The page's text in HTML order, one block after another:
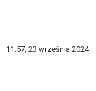
11:57, 23 września 2024